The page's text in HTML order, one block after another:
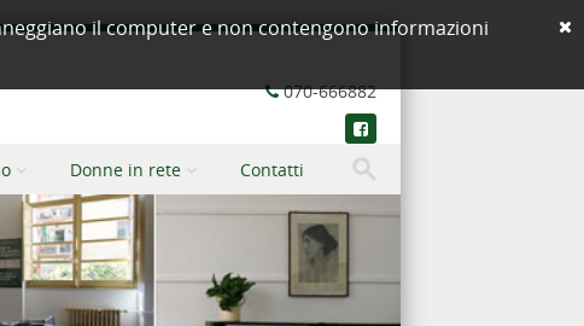
070-666882
Donne in rete Contatti
il computer e non contengono informazioni